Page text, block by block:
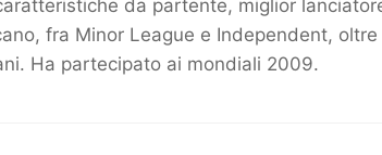
da partente, miglior
fra Minor League e Independent,
Ha partecipato ai mondiali 2009.